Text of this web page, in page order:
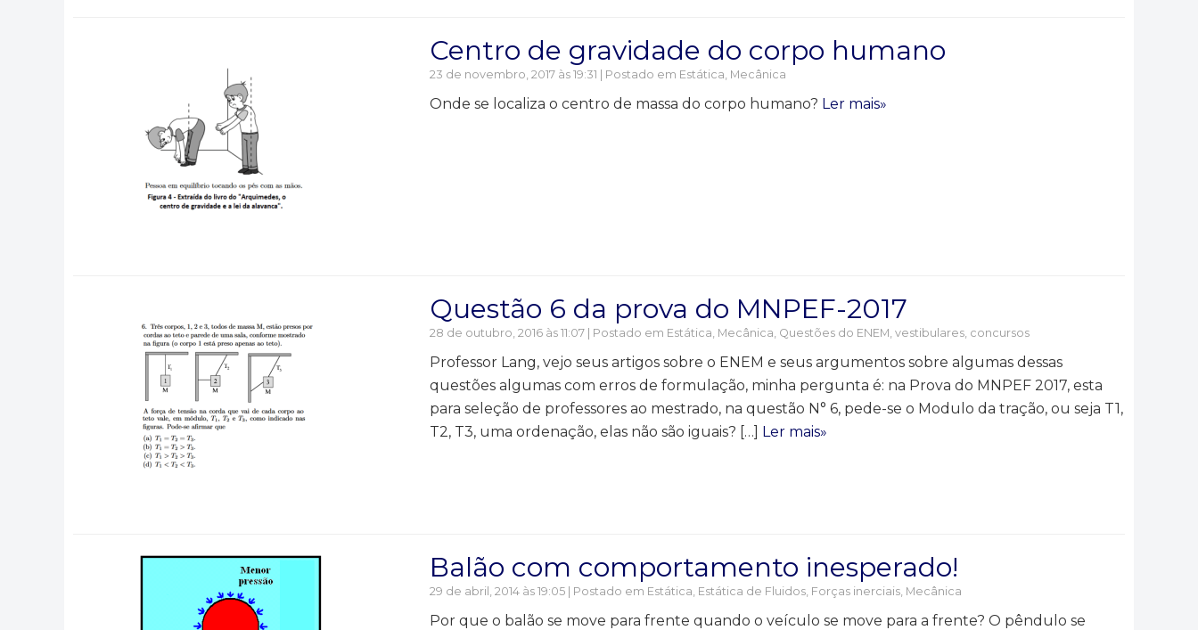
Centro de gravidade do corpo humano
23 de novembro, 2017 às 19:31 | Postado em Estática, Mecânica
Onde se localiza o centro de massa do corpo humano? Ler mais»
Questão 6 da prova do MNPEF-2017
28 de outubro, 2016 às 11:07 | Postado em Estática, Mecânica, Questões do ENEM, vestibulares, concursos
Professor Lang, vejo seus artigos sobre o ENEM e seus argumentos sobre algumas dessas
questões algumas com erros de formulação, minha pergunta é: na Prova do MNPEF 2017, esta
para seleção de professores ao mestrado, na questão N° 6, pede-se o Modulo da tração, ou seja T1,
T2, T3, uma ordenação, elas não são iguais? […] Ler mais»
Balão com comportamento inesperado!
29 de abril, 2014 às 19:05 | Postado em Estática, Estática de Fluidos, Forças inerciais, Mecânica
Por que o balão se move para frente quando o veículo se move para a frente? O pêndulo se